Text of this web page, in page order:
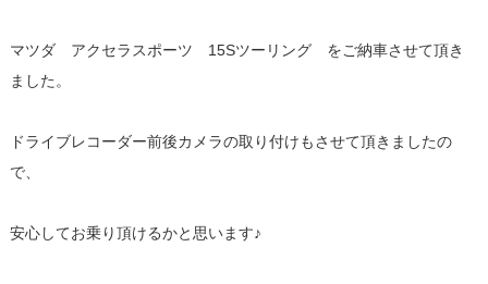
マツダ アクセラスポーツ 15Sツーリング をご納車させて頂き
ました。
ドライブレコーダー前後カメラの取り付けもさせて頂きましたの
で、
安心してお乗り頂けるかと思います♪